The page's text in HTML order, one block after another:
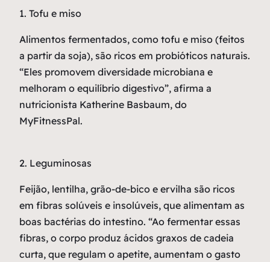
1. Tofu e miso
Alimentos fermentados, como tofu e miso (feitos
a partir da soja), são ricos em probióticos naturais.
“Eles promovem diversidade microbiana e
melhoram o equilíbrio digestivo”, afirma a
nutricionista Katherine Basbaum, do
MyFitnessPal.
2. Leguminosas
Feijão, lentilha, grão-de-bico e ervilha são ricos
em fibras solúveis e insolúveis, que alimentam as
boas bactérias do intestino. “Ao fermentar essas
fibras, o corpo produz ácidos graxos de cadeia
curta, que regulam o apetite, aumentam o gasto